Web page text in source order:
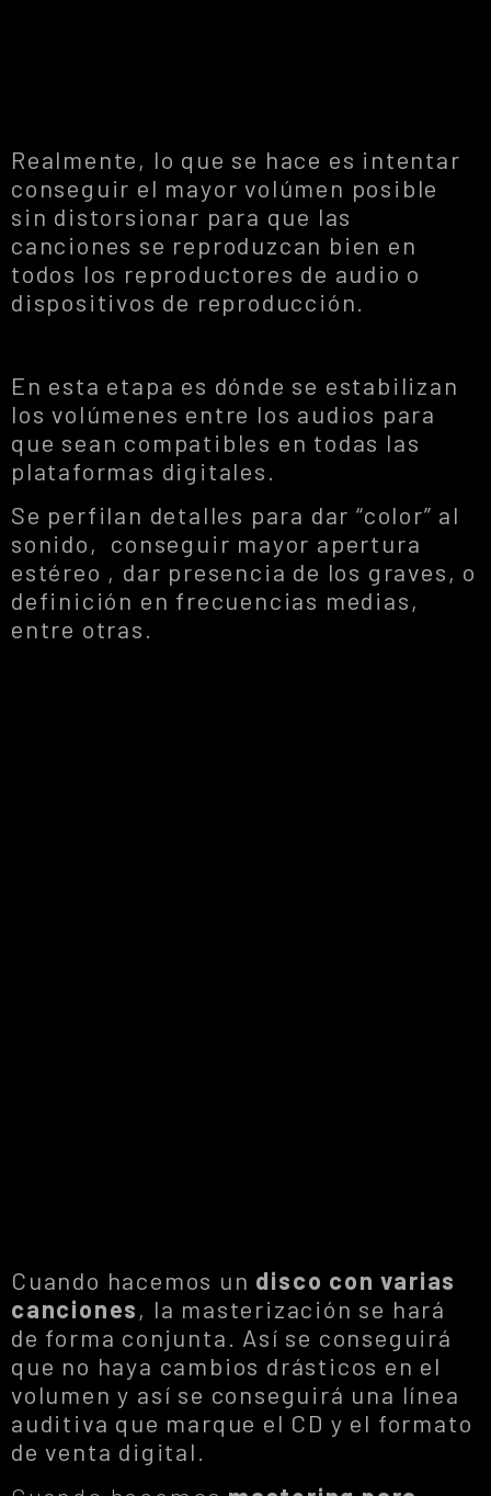
Realmente, lo que se hace es intentar
conseguir el mayor volúmen posible
sin distorsionar para que las
canciones se reproduzcan bien en
todos los reproductores de audio o
dispositivos de reproducción.
En esta etapa es dónde se estabilizan
los volúmenes entre los audios para
que sean compatibles en todas las
plataformas digitales.
Se perfilan detalles para dar “color” al
sonido, conseguir mayor apertura
estéreo , dar presencia de los graves, o
definición en frecuencias medias,
entre otras.
Cuando hacemos un disco con varias
canciones, la masterización se hará
de forma conjunta. Así se conseguirá
que no haya cambios drásticos en el
volumen y así se conseguirá una línea
auditiva que marque el CD y el formato
de venta digital.